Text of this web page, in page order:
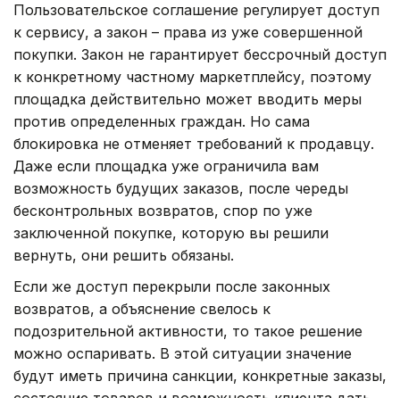
Пользовательское соглашение регулирует доступ
к сервису, а закон – права из уже совершенной
покупки. Закон не гарантирует бессрочный доступ
к конкретному частному маркетплейсу, поэтому
площадка действительно может вводить меры
против определенных граждан. Но сама
блокировка не отменяет требований к продавцу.
Даже если площадка уже ограничила вам
возможность будущих заказов, после череды
бесконтрольных возвратов, спор по уже
заключенной покупке, которую вы решили
вернуть, они решить обязаны.
Если же доступ перекрыли после законных
возвратов, а объяснение свелось к
подозрительной активности, то такое решение
можно оспаривать. В этой ситуации значение
будут иметь причина санкции, конкретные заказы,